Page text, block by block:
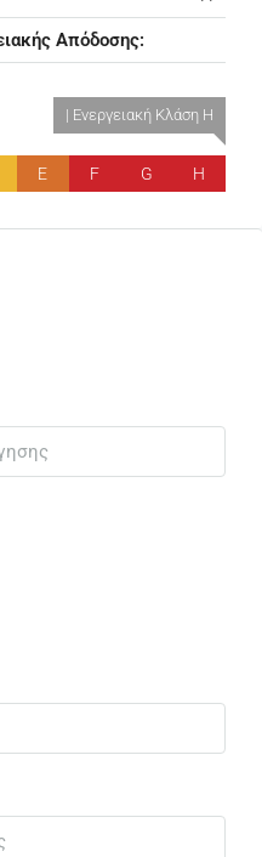
Απόδοσης:
E F G
| Ενεργειακή Κλάση H
H